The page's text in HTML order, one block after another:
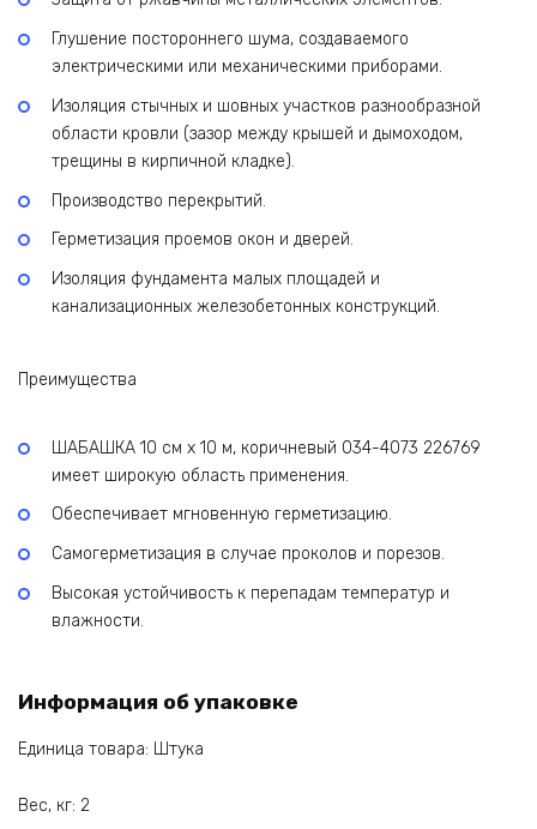
Глушение постороннего шума, создаваемого
электрическими или механическими приборами.
Изоляция стычных и шовных участков разнообразной
области кровли (зазор между крышей и дымоходом,
трещины в кирпичной кладке).
Производство перекрытий.
Герметизация проемов окон и дверей.
Изоляция фундамента малых площадей и
канализационных железобетонных конструкций.
Преимущества
ШАБАШКА 10 см х 10 м, коричневый 034-4073 226769
имеет широкую область применения.
Обеспечивает мгновенную герметизацию.
Самогерметизация в случае проколов и порезов.
Высокая устойчивость к перепадам температур и
влажности.
Информация об упаковке
Единица товара: Штука
Вес, кг: 2